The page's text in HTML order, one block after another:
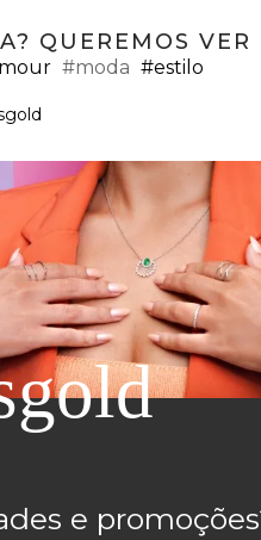
QUEREMOS VER
#moda #estilo
e